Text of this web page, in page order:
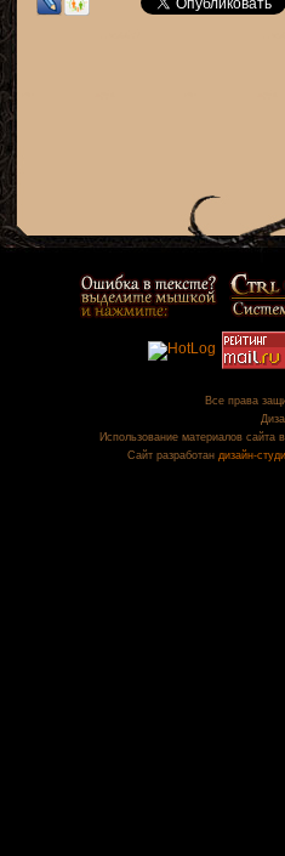
Все права
Использование материалов сайта
Сайт разработан дизайн-